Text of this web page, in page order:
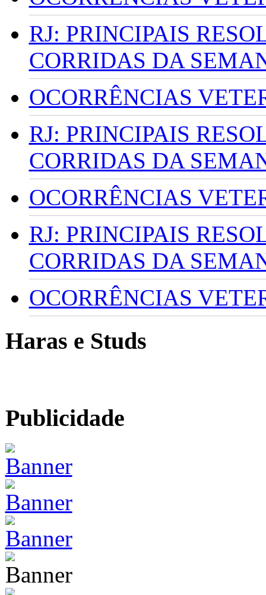
RJ: PRINCIPAIS
CORRIDAS DA
OCORRÊNCIAS
RJ: PRINCIPAIS
CORRIDAS DA
OCORRÊNCIAS
RJ: PRINCIPAIS
CORRIDAS DA
OCORRÊNCIAS
Haras e Studs
Publicidade